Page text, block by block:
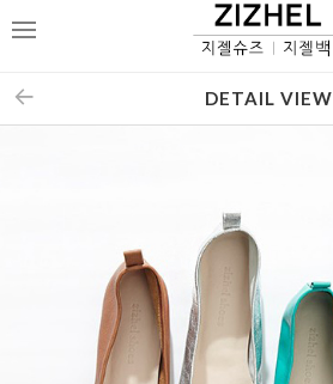
메
DETAIL VIEW